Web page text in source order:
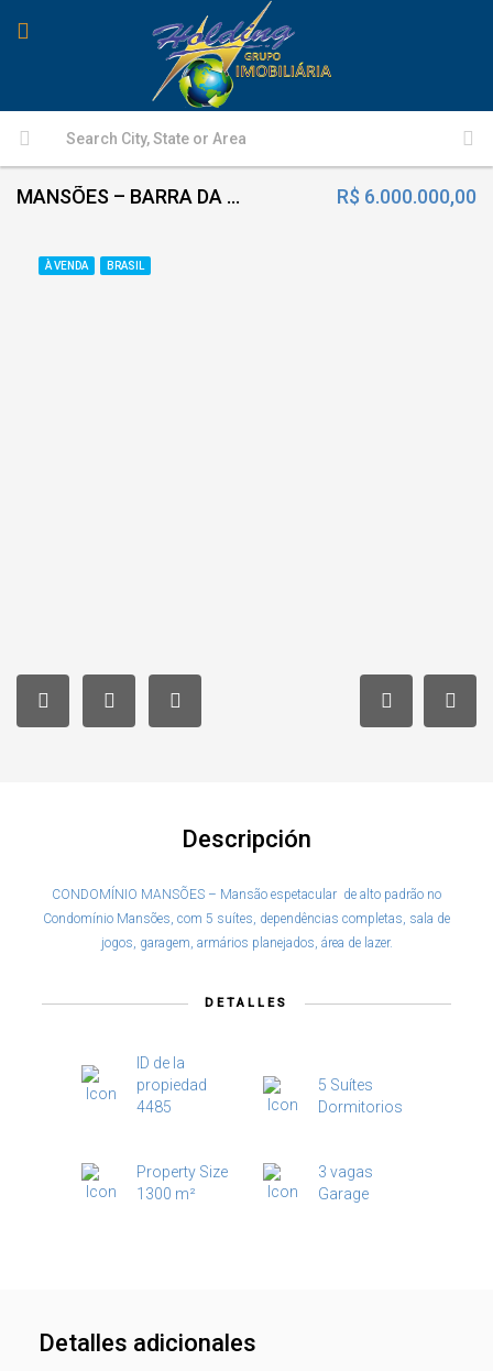
MANSÕES – BARRA DA TIJUCA, RJ R$ 6.000.000,00
À VENDA BRASIL
Descripción
CONDOMÍNIO MANSÕES – Mansão espetacular de alto padrão no
Condomínio Mansões, com 5 suítes, dependências completas, sala de
jogos, garagem, armários planejados, área de lazer.
DETALLES
ID de la
propiedad
4485
5 Suítes
Dormitorios
Property Size
1300 m²
3 vagas
Garage
Detalles adicionales